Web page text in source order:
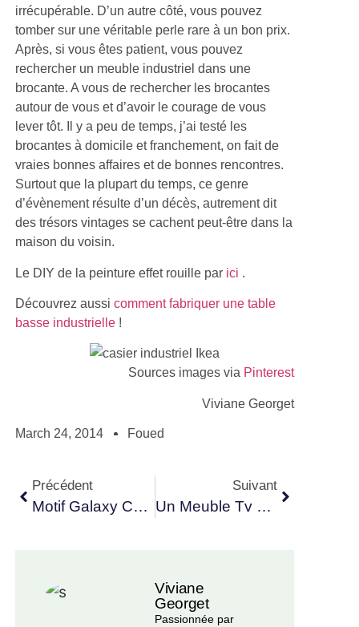
irrécupérable. D’un autre côté, vous pouvez
tomber sur une véritable perle rare à un bon prix.
Après, si vous êtes patient, vous pouvez
rechercher un meuble industriel dans une
brocante. A vous de rechercher les brocantes
autour de vous et d’avoir le courage de vous
lever tôt. Il y a peu de temps, j’ai testé les
brocantes à domicile et franchement, on fait de
vraies bonnes affaires et de bonnes rencontres.
Surtout que la plupart du temps, ce genre
d’évènement résulte d’un décès, autrement dit
des trésors vintages se cachent peut-être dans la
maison du voisin.
Le DIY de la peinture effet rouille par ici
Découvrez aussicomment fabriquer une table
basse industrielle !
Sources images via Pinterest
Viviane Georget
March 24, 2014 Foued
Précédent
Motif Galaxy Comment Faire ?
Suivant
Un Meuble Tv Original Avec Ce DIY
Viviane
Georget
Passionnée par